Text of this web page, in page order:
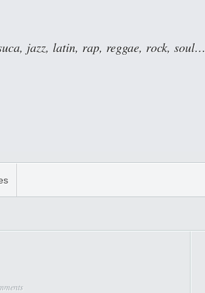
jazz, latin, rap, reggae, rock, soul…